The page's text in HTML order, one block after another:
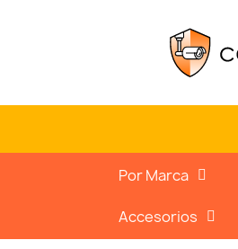
Por Marca
Accesorios